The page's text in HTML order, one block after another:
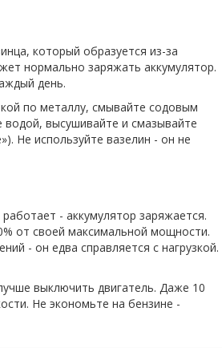
который образуется из-за
нормально заряжать аккумулятор.
день.
по металлу, смывайте содовым
высушивайте и смазывайте
Не используйте вазелин - он не
- аккумулятор заряжается.
от своей максимальной мощности.
- он едва справляется с нагрузкой.
выключить двигатель. Даже 10
Не экономьте на бензине -